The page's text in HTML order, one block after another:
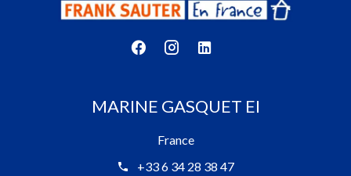
MARINE GASQUET EI
France
+33 6 34 28 38 47